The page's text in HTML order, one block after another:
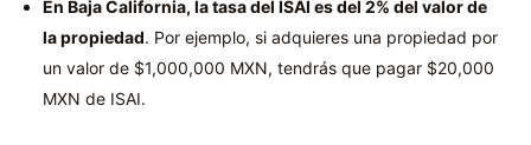
En Baja California, la tasa del ISAI es del 2% del valor de
la propiedad. Por ejemplo, si adquieres una propiedad por
un valor de $1,000,000 MXN, tendrás que pagar $20,000
MXN de ISAI.